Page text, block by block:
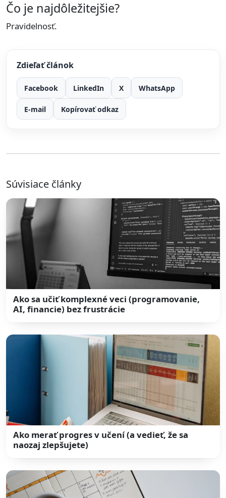
Čo je najdôležitejšie?
Pravidelnosť.
Zdieľať článok
Facebook LinkedIn X WhatsApp
E-mail Kopírovať odkaz
Súvisiace články
Ako sa učiť komplexné veci (programovanie,
AI, financie) bez frustrácie
Ako merať progres v učení (a vedieť, že sa
naozaj zlepšujete)